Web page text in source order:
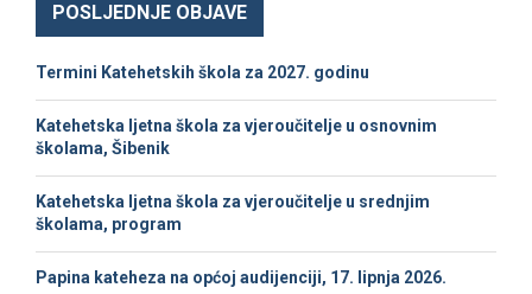
h
o
r
:
POSLJEDNJE OBJAVE
Termini Katehetskih škola za 2027. godinu
Katehetska ljetna škola za vjeroučitelje u osnovnim
školama, Šibenik
Katehetska ljetna škola za vjeroučitelje u srednjim
školama, program
Papina kateheza na općoj audijenciji, 17. lipnja 2026.